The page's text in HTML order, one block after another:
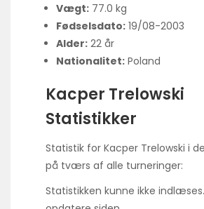
Vægt: 77.0 kg
Fødselsdato: 19/08-2003
Alder: 22 år
Nationalitet: Poland
Kacper Trelowski
Statistikker
Statistik for Kacper Trelowski i
på tværs af alle turneringer:
Statistikken kunne ikke